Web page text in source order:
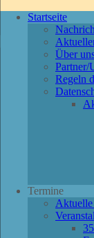
Startseite
Über
Partner/
Regeln
Termine